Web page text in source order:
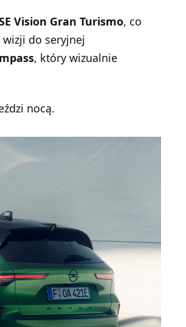
Vision Gran Turismo, co
wizji do seryjnej
, który wizualnie
nocą.